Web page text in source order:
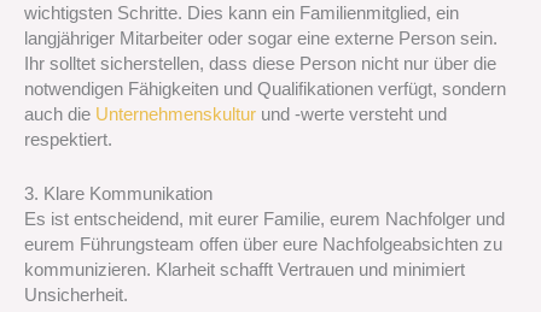
wichtigsten Schritte. Dies kann ein Familienmitglied, ein
langjähriger Mitarbeiter oder sogar eine externe Person sein.
Ihr solltet sicherstellen, dass diese Person nicht nur über die
notwendigen Fähigkeiten und Qualifikationen verfügt, sondern
auch die Unternehmenskultur und -werte versteht und
respektiert.
3. Klare Kommunikation
Es ist entscheidend, mit eurer Familie, eurem Nachfolger und
eurem Führungsteam offen über eure Nachfolgeabsichten zu
kommunizieren. Klarheit schafft Vertrauen und minimiert
Unsicherheit.